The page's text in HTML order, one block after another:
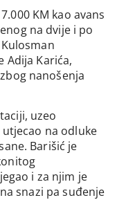
KM kao avans
na dvije i po
Adija Karića,
nanošenja
uzeo
na odluke
Barišić je
i za njim je
snazi pa suđenje